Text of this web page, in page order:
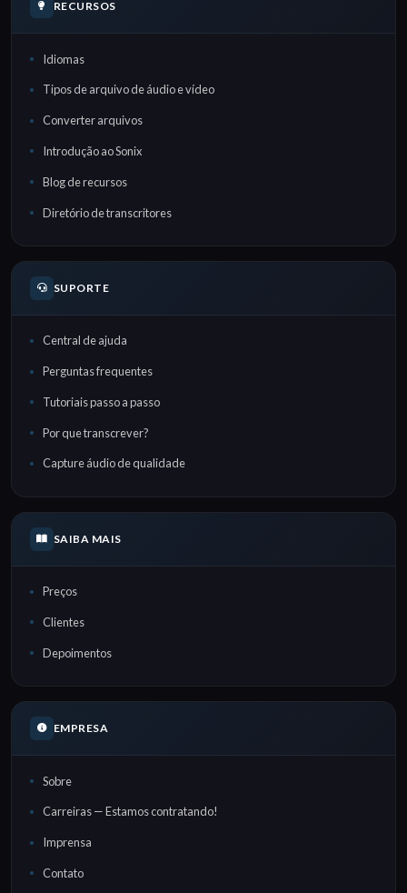
RECURSOS
Idiomas
Tipos de arquivo de áudio e vídeo
Converter arquivos
Introdução ao Sonix
Blog de recursos
Diretório de transcritores
SUPORTE
Central de ajuda
Perguntas frequentes
Tutoriais passo a passo
Por que transcrever?
Capture áudio de qualidade
SAIBA MAIS
Preços
Clientes
Depoimentos
EMPRESA
Sobre
Carreiras — Estamos contratando!
Imprensa
Contato